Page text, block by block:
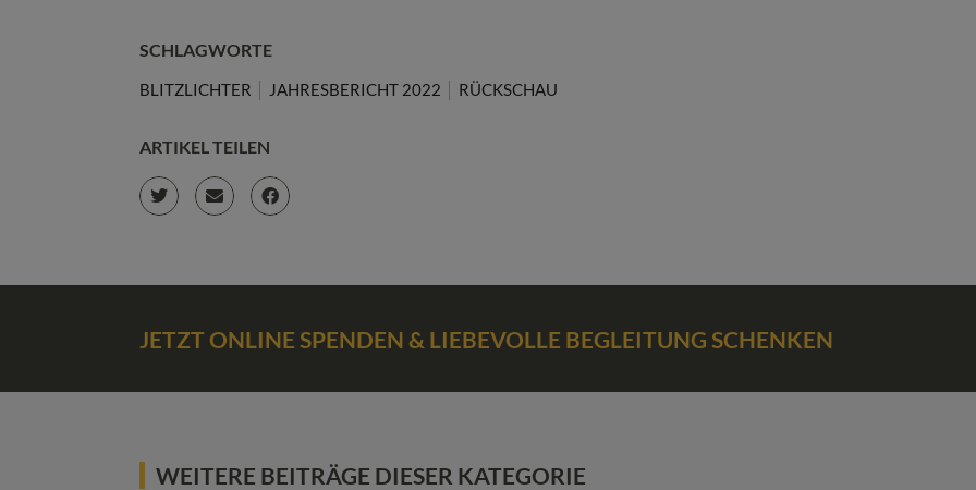
SCHLAGWORTE
BLITZLICHTER JAHRESBERICHT 2022 RÜCKSCHAU
ARTIKEL TEILEN
JETZT ONLINE SPENDEN & LIEBEVOLLE BEGLEITUNG SCHENKEN
WEITERE BEITRÄGE DIESER KATEGORIE